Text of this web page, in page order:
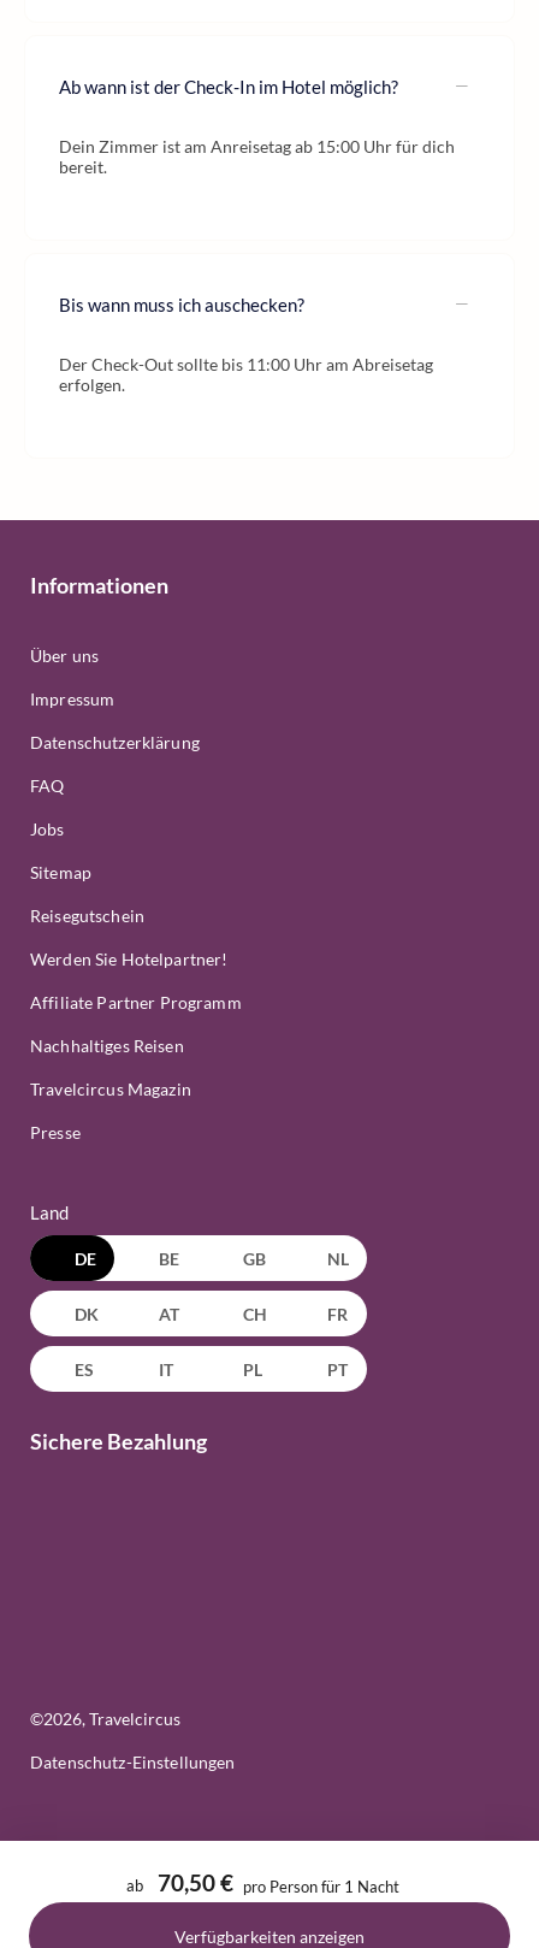
Ab wann ist der Check-In im Hotel möglich?
Dein Zimmer ist am Anreisetag ab 15:00 Uhr für dich
bereit.
Bis wann muss ich auschecken?
Der Check-Out sollte bis 11:00 Uhr am Abreisetag
erfolgen.
ab 70,50 € pro Person für 1 Nacht
Verfügbarkeiten anzeigen
Informationen
Über uns
Impressum
Datenschutzerklärung
FAQ
Jobs
Sitemap
Reisegutschein
Werden Sie Hotelpartner!
Affiliate Partner Programm
Nachhaltiges Reisen
Travelcircus Magazin
Presse
Land
DE BE GB NL
DK AT CH FR
ES IT PL PT
Sichere Bezahlung
©2026, Travelcircus
Datenschutz-Einstellungen